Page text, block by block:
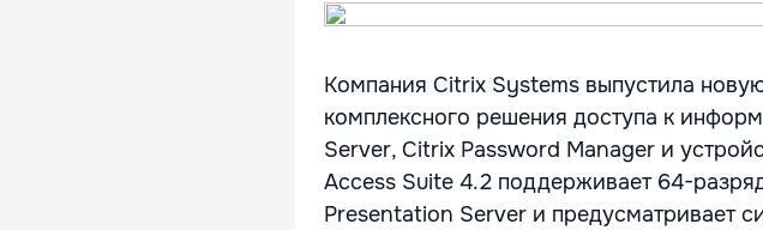
Компания Citrix Systems выпустила
комплексного решения доступа к
Server, Citrix Password Manager и
Access Suite 4.2 поддерживает 64-
Presentation Server и предусматривает